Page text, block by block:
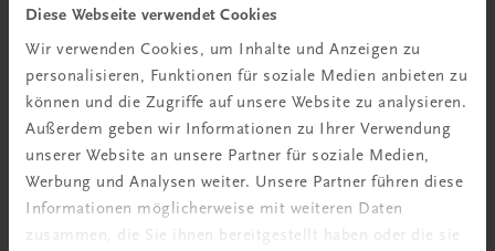
Diese Webseite verwendet Cookies
Wir verwenden Cookies, um Inhalte und Anzeigen zu
personalisieren, Funktionen für soziale Medien anbieten zu
können und die Zugriffe auf unsere Website zu analysieren.
Außerdem geben wir Informationen zu Ihrer Verwendung
unserer Website an unsere Partner für soziale Medien,
Werbung und Analysen weiter. Unsere Partner führen diese
Informationen möglicherweise mit weiteren Daten
zusammen, die Sie ihnen bereitgestellt haben oder die sie
Ratgeber Schulpraxis
Wie mit KI im Unterricht
umgehen?